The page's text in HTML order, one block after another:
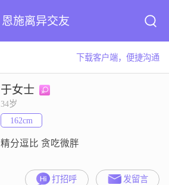
恩施离异交友
下载客户端，便捷沟通
于女士
34岁
162cm
精分逗比 贪吃微胖
打招呼 发留言